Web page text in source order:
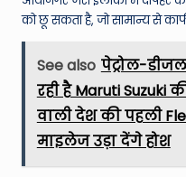
को छू सकता है, जो सामान्य से
See also पेट्रोल-
रही है Maruti Suzuki
वाली देश की पहली
माइलेज उड़ा देंगे होश